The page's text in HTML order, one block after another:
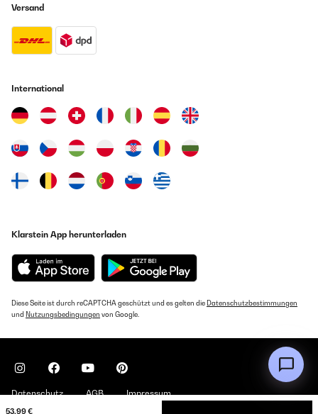
53,99 €
Versand
International
Klarstein App herunterladen
Diese Seite ist durch reCAPTCHA geschützt und es gelten die Datenschutzbestimmungen
und Nutzungsbedingungen von Google.
Datenschutz AGB Impressum